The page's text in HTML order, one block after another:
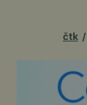
čtk